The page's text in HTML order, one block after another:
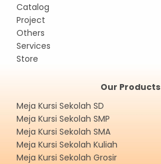
Catalog
Project
Others
Services
Store
Our Products
Meja Kursi Sekolah SD
Meja Kursi Sekolah SMP
Meja Kursi Sekolah SMA
Meja Kursi Sekolah Kuliah
Meja Kursi Sekolah Grosir